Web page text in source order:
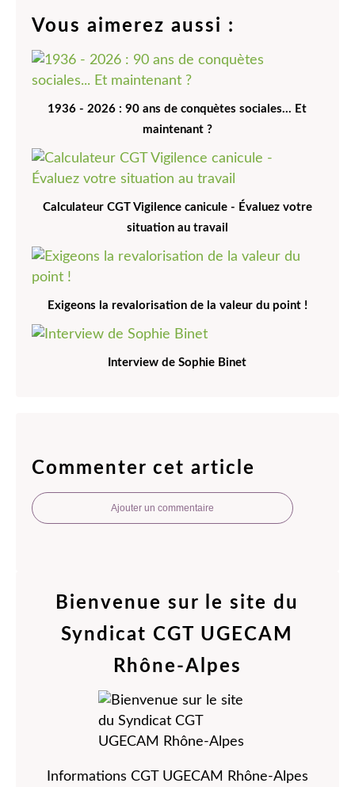
Vous aimerez aussi :
1936 - 2026 : 90 ans de conquètes sociales... Et
maintenant ?
Calculateur CGT Vigilence canicule - Évaluez votre
situation au travail
Exigeons la revalorisation de la valeur du point !
Interview de Sophie Binet
Commenter cet article
Ajouter un commentaire
Bienvenue sur le site du
Syndicat CGT UGECAM
Rhône-Alpes
Informations CGT UGECAM Rhône-Alpes